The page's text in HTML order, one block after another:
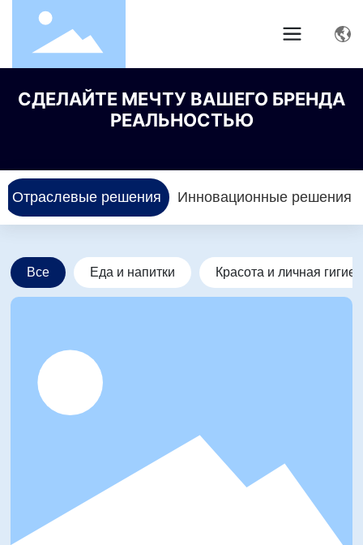
СДЕЛАЙТЕ МЕЧТУ ВАШЕГО БРЕНДА
РЕАЛЬНОСТЬЮ
Отраслевые решения Инновационные решения
Все Еда и напитки Красота и личная